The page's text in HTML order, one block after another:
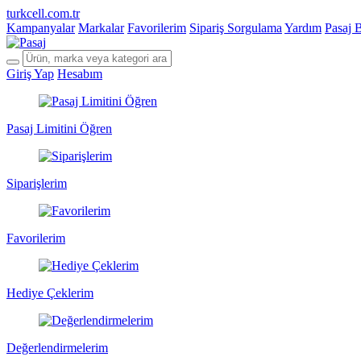
turkcell.com.tr
Kampanyalar Markalar Favorilerim Sipariş Sorgulama Yardım Pasaj
Giriş Yap Hesabım
Pasaj Limitini Öğren
Siparişlerim
Favorilerim
Hediye Çeklerim
Değerlendirmelerim